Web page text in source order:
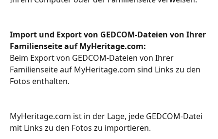
Import und Export von GEDCOM-Dateien von Ihrer
Familienseite auf MyHeritage.com:
Beim Export von GEDCOM-Dateien von Ihrer
Familienseite auf MyHeritage.com sind Links zu den
Fotos enthalten.​
MyHeritage.com ist in der Lage, jede GEDCOM-Datei
mit Links zu den Fotos zu importieren.